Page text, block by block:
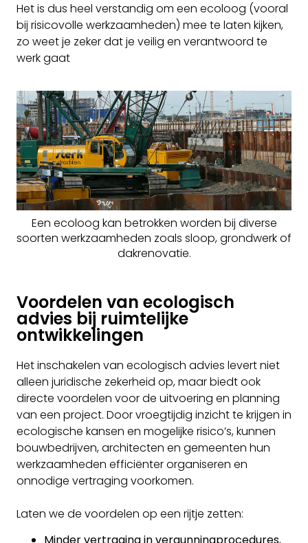
Het is dus heel verstandig om een ecoloog (vooral
bij risicovolle werkzaamheden) mee te laten kijken,
zo weet je zeker dat je veilig en verantwoord te
werk gaat
Een ecoloog kan betrokken worden bij diverse
soorten werkzaamheden zoals sloop, grondwerk of
dakrenovatie.
Voordelen van ecologisch
advies bij ruimtelijke
ontwikkelingen
Het inschakelen van ecologisch advies levert niet
alleen juridische zekerheid op, maar biedt ook
directe voordelen voor de uitvoering en planning
van een project. Door vroegtijdig inzicht te krijgen in
ecologische kansen en mogelijke risico’s, kunnen
bouwbedrijven, architecten en gemeenten hun
werkzaamheden efficiënter organiseren en
onnodige vertraging voorkomen.
Laten we de voordelen op een rijtje zetten: